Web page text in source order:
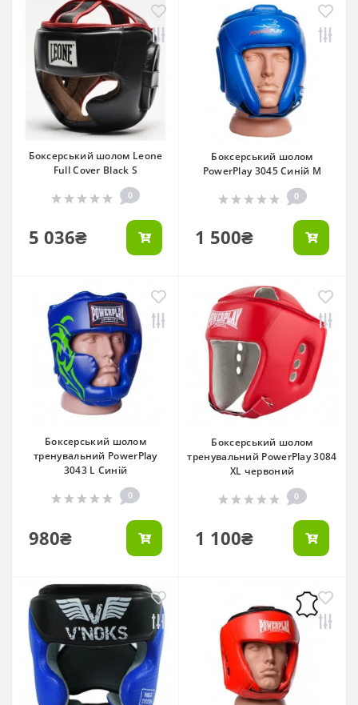
Боксерський шолом Leone
Full Cover Black S
0
5 036₴
Боксерський шолом
PowerPlay 3045 Синій M
0
1 500₴
Боксерський шолом
тренувальний PowerPlay
3043 L Синій
0
980₴
Боксерський шолом
тренувальний PowerPlay 3084
XL червоний
0
1 100₴